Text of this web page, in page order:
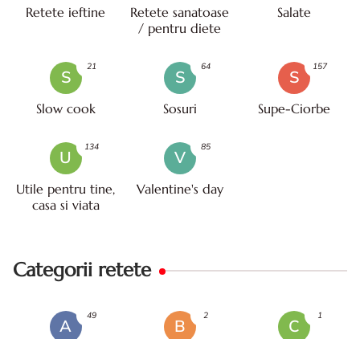
Retete ieftine
Retete sanatoase
/ pentru diete
Salate
S
Slow cook
21
S
Sosuri
64
S
Supe-Ciorbe
157
U
Utile pentru tine,
casa si viata
134
V
Valentine's day
85
Categorii retete
A
49
B
2
C
1